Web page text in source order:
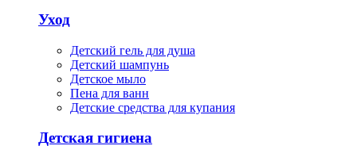
Уход
Детский гель для душа
Детский шампунь
Детское мыло
Пена для ванн
Детские средства для купания
Детская гигиена